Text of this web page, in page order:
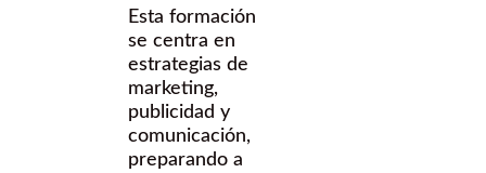
Esta formación
se centra en
estrategias de
marketing,
publicidad y
comunicación,
preparando a